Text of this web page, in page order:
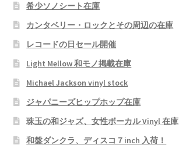
希少ソノシート在庫
カンタベリー・ロックとその周辺の在庫
レコードの日セール開催
Light Mellow 和モノ掲載在庫
Michael Jackson vinyl stock
ジャパニーズヒップホップ在庫
珠玉の和ジャズ、女性ボーカル Vinyl 在庫
和盤ダンクラ、ディスコ７inch 入荷！